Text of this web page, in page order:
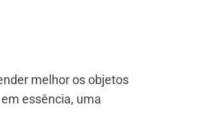
melhor os objetos
essência, uma